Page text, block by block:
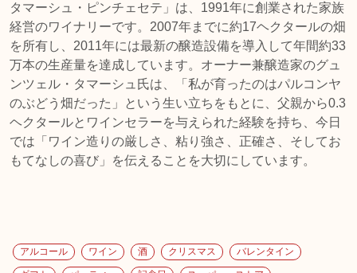
タマーシュ・ピンチェセテ」は、1991年に創業された家族
経営のワイナリーです。2007年までに約17ヘクタールの畑
を所有し、2011年には最新の醸造設備を導入して年間約33
万本の生産量を達成しています。オーナー兼醸造家のグュ
ンツェル・タマーシュ氏は、「私が育ったのはパルコンヤ
のぶどう畑だった」という生い立ちをもとに、父親から0.3
ヘクタールとワインセラーを与えられた経験を持ち、今日
では「ワイン造りの厳しさ、粘り強さ、正確さ、そしてお
もてなしの喜び」を伝えることを大切にしています。
アルコール ワイン 酒 クリスマス バレンタイン